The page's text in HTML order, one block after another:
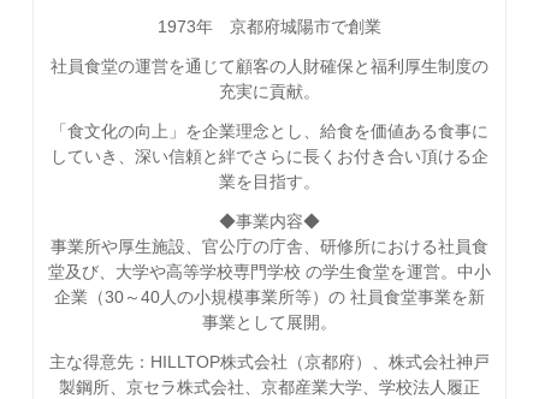
1973年 京都府城陽市で創業
社員食堂の運営を通じて顧客の人財確保と福利厚生制度の
充実に貢献。
「食文化の向上」を企業理念とし、給食を価値ある食事に
していき、深い信頼と絆でさらに長くお付き合い頂ける企
業を目指す。
◆事業内容◆
事業所や厚生施設、官公庁の庁舎、研修所における社員食
堂及び、大学や高等学校専門学校 の学生食堂を運営。中小
企業（30～40人の小規模事業所等）の 社員食堂事業を新
事業として展開。
主な得意先：HILLTOP株式会社（京都府）、株式会社神戸
製鋼所、京セラ株式会社、京都産業大学、学校法人履正